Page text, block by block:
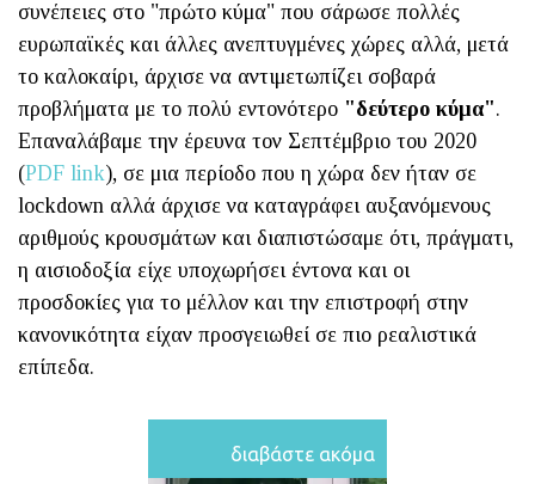
συνέπειες στο "πρώτο κύμα" που σάρωσε πολλές
ευρωπαϊκές και άλλες ανεπτυγμένες χώρες αλλά, μετά
το καλοκαίρι, άρχισε να αντιμετωπίζει σοβαρά
προβλήματα με το πολύ εντονότερο "δεύτερο κύμα".
Επαναλάβαμε την έρευνα τον Σεπτέμβριο του 2020
(PDF link), σε μια περίοδο που η χώρα δεν ήταν σε
lockdown αλλά άρχισε να καταγράφει αυξανόμενους
αριθμούς κρουσμάτων και διαπιστώσαμε ότι, πράγματι,
η αισιοδοξία είχε υποχωρήσει έντονα και οι
προσδοκίες για το μέλλον και την επιστροφή στην
κανονικότητα είχαν προσγειωθεί σε πιο ρεαλιστικά
επίπεδα.
διαβάστε ακόμα